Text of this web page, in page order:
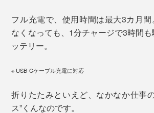
フル充電で、使用時間は最大3カ月間
なくなっても、1分チャージで3時間
ッテリー。
※ USB-Cケーブル充電に対応
折りたたみといえど、なかなか仕事
ス”くんなのです。